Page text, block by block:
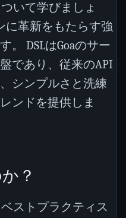
いて学びましょ
に革新をもたらす強
。 DSLはGoaのサー
であり、従来のAPI
シンプルさと洗練
ンドを提供しま
？
ストプラクティス